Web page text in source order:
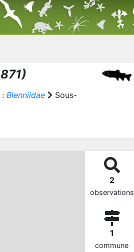
: Blenniidae
Sous-
2
observations
1
commune